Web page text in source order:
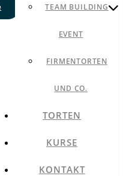
TEAM BUILDING
EVENT
FIRMENTORTEN
UND CO.
TORTEN
KURSE
KONTAKT